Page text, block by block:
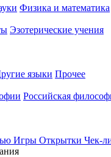
Физика и математика
Эзотерические учения
языки Прочее
Российская
Игры Открытки Чек-